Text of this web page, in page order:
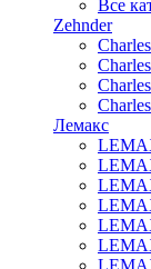
Все
Zehnder
Лемакс